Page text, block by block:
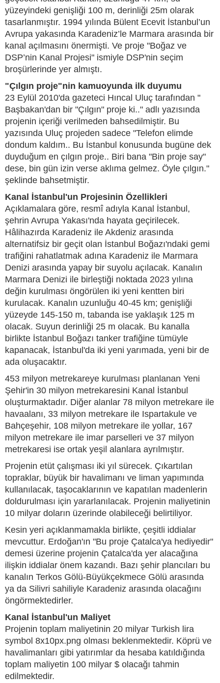
yüzeyindeki genişliği 100 m, derinliği 25m olarak
tasarlanmıştır. 1994 yılında Bülent Ecevit İstanbul’un
Avrupa yakasında Karadeniz’le Marmara arasında bir
kanal açılmasını önermişti. Ve proje "Boğaz ve
DSP’nin Kanal Projesi" ismiyle DSP'nin seçim
broşürlerinde yer almıştı.
"Çılgın proje"nin kamuoyunda ilk duyumu
23 Eylül 2010'da gazeteci Hıncal Uluç tarafından "
Başbakan'dan bir "Çılgın" proje ki.." adlı yazısında
projenin içeriği verilmeden bahsedilmiştir. Bu
yazısında Uluç projeden sadece "Telefon elimde
dondum kaldım.. Bu İstanbul konusunda bugüne dek
duyduğum en çılgın proje.. Biri bana "Bin proje say"
dese, bin gün izin verse aklıma gelmez. Öyle çılgın."
şeklinde bahsetmiştir.
Kanal İstanbul'un Projesinin Özellikleri
Açıklamalara göre, resmî adıyla Kanal İstanbul,
şehrin Avrupa Yakası'nda hayata geçirilecek.
Hâlihazırda Karadeniz ile Akdeniz arasında
alternatifsiz bir geçit olan İstanbul Boğazı'ndaki gemi
trafiğini rahatlatmak adına Karadeniz ile Marmara
Denizi arasında yapay bir suyolu açılacak. Kanalın
Marmara Denizi ile birleştiği noktada 2023 yılına
değin kurulması öngörülen iki yeni kentten biri
kurulacak. Kanalın uzunluğu 40-45 km; genişliği
yüzeyde 145-150 m, tabanda ise yaklaşık 125 m
olacak. Suyun derinliği 25 m olacak. Bu kanalla
birlikte İstanbul Boğazı tanker trafiğine tümüyle
kapanacak, İstanbul'da iki yeni yarımada, yeni bir de
ada oluşacaktır.
453 milyon metrekareye kurulması planlanan Yeni
Şehir'in 30 milyon metrekaresini Kanal İstanbul
oluşturmaktadır. Diğer alanlar 78 milyon metrekare ile
havaalanı, 33 milyon metrekare ile Ispartakule ve
Bahçeşehir, 108 milyon metrekare ile yollar, 167
milyon metrekare ile imar parselleri ve 37 milyon
metrekaresi ise ortak yeşil alanlara ayrılmıştır.
Projenin etüt çalışması iki yıl sürecek. Çıkartılan
topraklar, büyük bir havalimanı ve liman yapımında
kullanılacak, taşocaklarının ve kapatılan madenlerin
doldurulması için yararlanılacak. Projenin maliyetinin
10 milyar doların üzerinde olabileceği belirtiliyor.
Kesin yeri açıklanmamakla birlikte, çeşitli iddialar
mevcuttur. Erdoğan'ın "Bu proje Çatalca'ya hediyedir"
demesi üzerine projenin Çatalca'da yer alacağına
ilişkin iddialar önem kazandı. Bazı şehir plancıları bu
kanalın Terkos Gölü-Büyükçekmece Gölü arasında
ya da Silivri sahiliyle Karadeniz arasında olacağını
öngörmektedirler.
Kanal İstanbul'un Maliyet
Projenin toplam maliyetinin 20 milyar Turkish lira
symbol 8x10px.png olması beklenmektedir. Köprü ve
havalimanları gibi yatırımlar da hesaba katıldığında
toplam maliyetin 100 milyar $ olacağı tahmin
edilmektedir.